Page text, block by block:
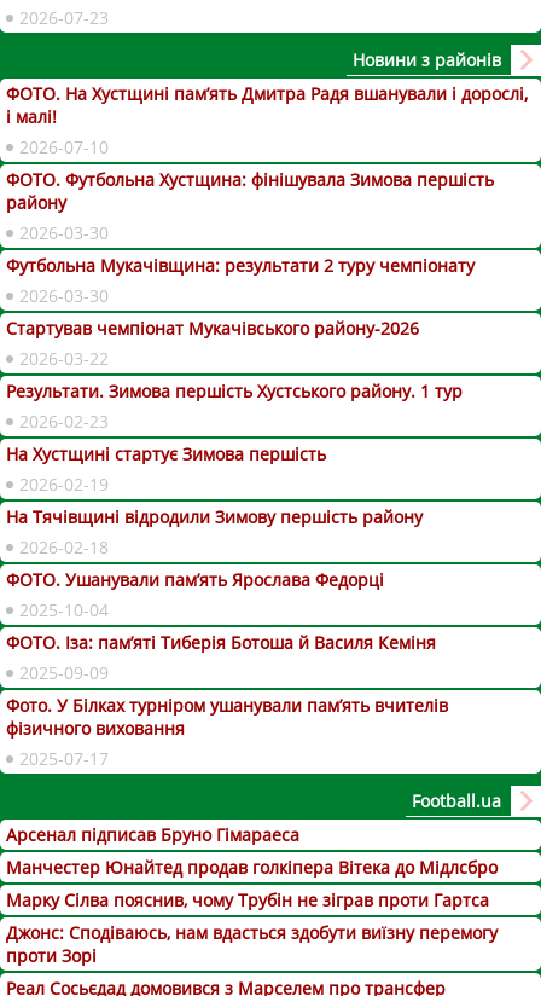
2026-07-23
Новини з районів
ФОТО. На Хустщині пам’ять Дмитра Радя вшанували і дорослі,
і малі!
2026-07-10
ФОТО. Футбольна Хустщина: фінішувала Зимова першість
району
2026-03-30
Футбольна Мукачівщина: результати 2 туру чемпіонату
2026-03-30
Стартував чемпіонат Мукачівського району-2026
2026-03-22
Результати. Зимова першість Хустського району. 1 тур
2026-02-23
На Хустщині стартує Зимова першість
2026-02-19
На Тячівщині відродили Зимову першість району
2026-02-18
ФОТО. Ушанували пам’ять Ярослава Федорці
2025-10-04
ФОТО. Іза: пам’яті Тиберія Ботоша й Василя Кеміня
2025-09-09
Фото. У Білках турніром ушанували пам’ять вчителів
фізичного виховання
2025-07-17
Football.ua
Арсенал підписав Бруно Гімараеса
Манчестер Юнайтед продав голкіпера Вітека до Мідлсбро
Марку Сілва пояснив, чому Трубін не зіграв проти Гартса
Джонс: Сподіваюсь, нам вдасться здобути виїзну перемогу
проти Зорі
Реал Сосьєдад домовився з Марселем про трансфер